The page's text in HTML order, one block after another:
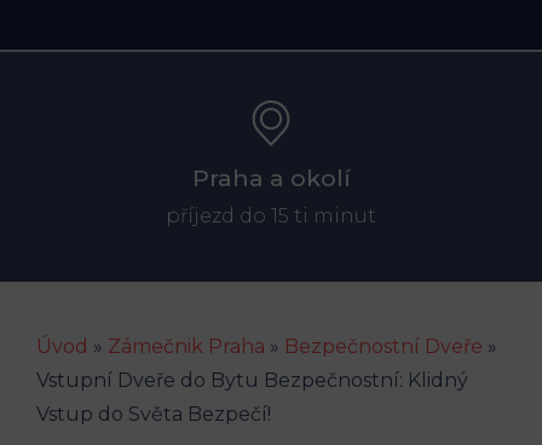
Praha a okolí
příjezd do 15 ti minut
Úvod » Zámečnik Praha » Bezpečnostní Dveře »
Vstupní Dveře do Bytu Bezpečnostní: Klidný
Vstup do Světa Bezpečí!